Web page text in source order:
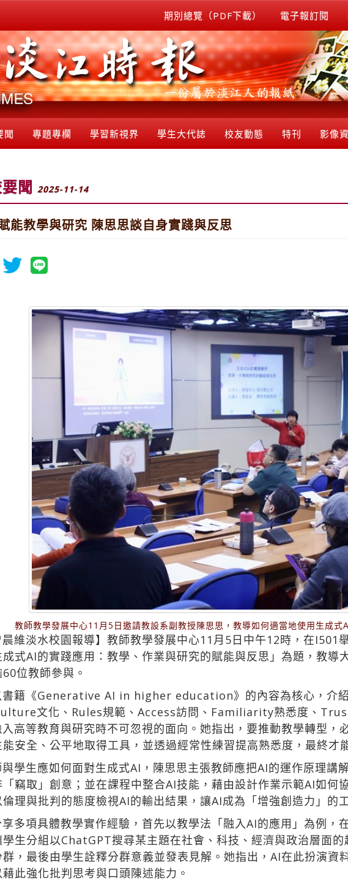
期別總覽（PDF下載） 電子報訂閱
聞 專題專欄 學習新視界 學生大代誌 校友動態 特刊 影像
聞 2025-11-14
能教學與研究 陳思思談自身實踐與反思
教師教學發展中心11月5日邀請教設系副教授陳思思，教導如何適當地使用生成式
晨維淡水校園報導】教師教學發展中心11月5日中午12時，在I501
式AI的實踐應用：教學、作業與研究的賦能與反思」為題，教導
位教師參與。
書籍《Generative AI in higher education》的內容為核心，介
文化、Rules規範、Access訪問、Familiarity熟悉度、
高等教育與研究時不可忽視的面向。她指出，要推動教學轉型，
安全、公平地取得工具，並透過經常性練習提高熟悉度，最終才
學生應如何面對生成式AI，陳思思主張教師應把AI的運作原理講
「竊取」創意；並在課程中整合AI技能，藉由設計作業示範AI如何
理與批判的態度檢視AI的輸出結果，讓AI成為「增強創造力」的
多項具體教學實作經驗，首先以教學法「融入AI的應用」為例，
生分組以ChatGPT搜尋某主題在社會、科技、經濟與政治層面
，最後由學生詮釋分群意義並發表見解。她指出，AI在此扮演資
此強化批判思考與口頭陳述能力。